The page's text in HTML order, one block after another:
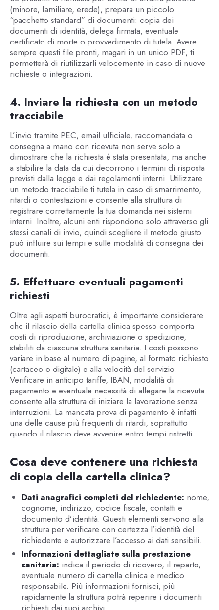
(minore, familiare, erede), prepara un piccolo
“pacchetto standard” di documenti: copia dei
documenti di identità, delega firmata, eventuale
certificato di morte o provvedimento di tutela. Avere
sempre questi file pronti, magari in un unico PDF, ti
permetterà di riutilizzarli velocemente in caso di nuove
richieste o integrazioni.
4. Inviare la richiesta con un metodo
tracciabile
L’invio tramite PEC, email ufficiale, raccomandata o
consegna a mano con ricevuta non serve solo a
dimostrare che la richiesta è stata presentata, ma anche
a stabilire la data da cui decorrono i termini di risposta
previsti dalla legge e dai regolamenti interni. Utilizzare
un metodo tracciabile ti tutela in caso di smarrimento,
ritardi o contestazioni e consente alla struttura di
registrare correttamente la tua domanda nei sistemi
interni. Inoltre, alcuni enti rispondono solo attraverso gli
stessi canali di invio, quindi scegliere il metodo giusto
può influire sui tempi e sulle modalità di consegna dei
documenti.
5. Effettuare eventuali pagamenti
richiesti
Oltre agli aspetti burocratici, è importante considerare
che il rilascio della cartella clinica spesso comporta
costi di riproduzione, archiviazione o spedizione,
stabiliti da ciascuna struttura sanitaria. I costi possono
variare in base al numero di pagine, al formato richiesto
(cartaceo o digitale) e alla velocità del servizio.
Verificare in anticipo tariffe, IBAN, modalità di
pagamento e eventuale necessità di allegare la ricevuta
consente alla struttura di iniziare la lavorazione senza
interruzioni. La mancata prova di pagamento è infatti
una delle cause più frequenti di ritardi, soprattutto
quando il rilascio deve avvenire entro tempi ristretti.
Cosa deve contenere una richiesta
di copia della cartella clinica?
Dati anagrafici completi del richiedente: nome,
cognome, indirizzo, codice fiscale, contatti e
documento d’identità. Questi elementi servono alla
struttura per verificare con certezza l’identità del
richiedente e autorizzare l’accesso ai dati sensibili.
Informazioni dettagliate sulla prestazione
sanitaria: indica il periodo di ricovero, il reparto,
eventuale numero di cartella clinica e medico
responsabile. Più informazioni fornisci, più
rapidamente la struttura potrà reperire i documenti